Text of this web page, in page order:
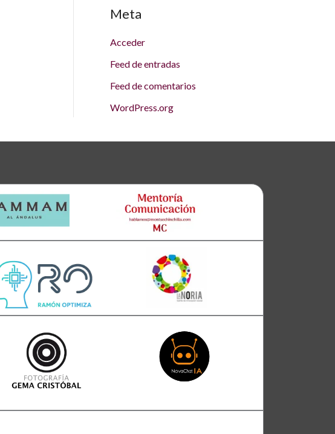
Meta
Acceder
Feed de entradas
Feed de comentarios
WordPress.org
Clara
Club Oratoria Málaga